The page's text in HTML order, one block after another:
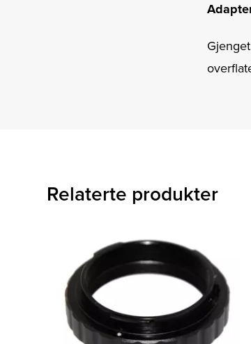
Relaterte produkter